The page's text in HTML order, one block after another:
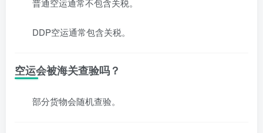
普通空运通常不包含关税。
DDP空运通常包含关税。
空运会被海关查验吗？
部分货物会随机查验。